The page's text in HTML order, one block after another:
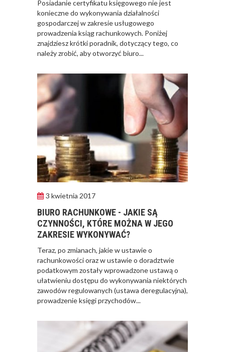
Posiadanie certyfikatu księgowego nie jest
konieczne do wykonywania działalności
gospodarczej w zakresie usługowego
prowadzenia ksiąg rachunkowych. Poniżej
znajdziesz krótki poradnik, dotyczący tego, co
należy zrobić, aby otworzyć biuro...
3 kwietnia 2017
BIURO RACHUNKOWE - JAKIE SĄ
CZYNNOŚCI, KTÓRE MOŻNA W JEGO
ZAKRESIE WYKONYWAĆ?
Teraz, po zmianach, jakie w ustawie o
rachunkowości oraz w ustawie o doradztwie
podatkowym zostały wprowadzone ustawą o
ułatwieniu dostępu do wykonywania niektórych
zawodów regulowanych (ustawa deregulacyjna),
prowadzenie księgi przychodów...
JAK POWINNO
WYGLĄDAĆ
PRAWIDŁOWE
PRACOWNIKÓW?
CZĘŚĆ PIERWSZA!